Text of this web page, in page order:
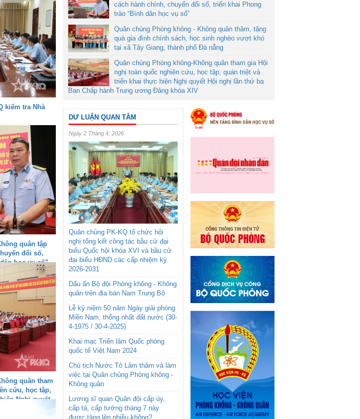
kiểm tra Nhà
quân tập
đổi số,
học vụ số”
quân tham
cứu, học tập,
Nghị quyết
hành Trung
cách hành chính, chuyển đổi số, triển khai Phong
trào “Bình dân học vụ số”
Quân chủng Phòng không - Không quân thăm, tặng
quà gia đình chính sách, học sinh nghèo vượt khó
tại xã Tây Giang, thành phố Đà nẵng
Quân chủng Phòng không-Không quân tham gia Hội
nghị toàn quốc nghiên cứu, học tập, quán triệt và
triển khai thực hiện Nghị quyết Hội nghị lần thứ ba
Ban Chấp hành Trung ương Đảng khóa XIV
DƯ LUẬN QUAN TÂM
Ngày 2 Tháng 4, 2026
Quân chủng PK-KQ tổ chức hội
nghị tổng kết công tác bầu cử đại
biểu Quốc hội khóa XVI và bầu cử
đại biểu HĐND các cấp nhiệm kỳ
2026-2031
Dấu ấn Bộ đội Phòng không - Không
quân trên địa bàn Nam Trung Bộ
Lễ kỷ niệm 50 năm Ngày giải phóng
Miền Nam, thống nhất đất nước (30-
4-1975 / 30-4-2025)
Khai mạc Triển lãm Quốc phòng
quốc tế Việt Nam 2024
Chủ tịch Nước Tô Lâm thăm và làm
việc tại Quân chủng Phòng không -
Không quân
Lương sĩ quan Quân đội cấp úy,
cấp tá, cấp tướng tháng 7 này
được tăng lên nhiều không?